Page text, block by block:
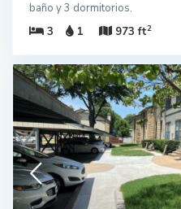
baño y 3 dormitorios.
3
1 973 ft2